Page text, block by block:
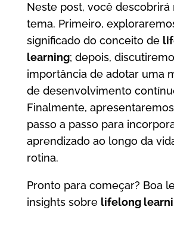
Neste post, você descobrirá
tema. Primeiro,
significado do conceito de
learning; depois,
importância de adotar uma
de desenvolvimento
Finalmente,
passo a passo para
aprendizado ao longo da
rotina.
Pronto para começar? Boa
insights sobre lifelong